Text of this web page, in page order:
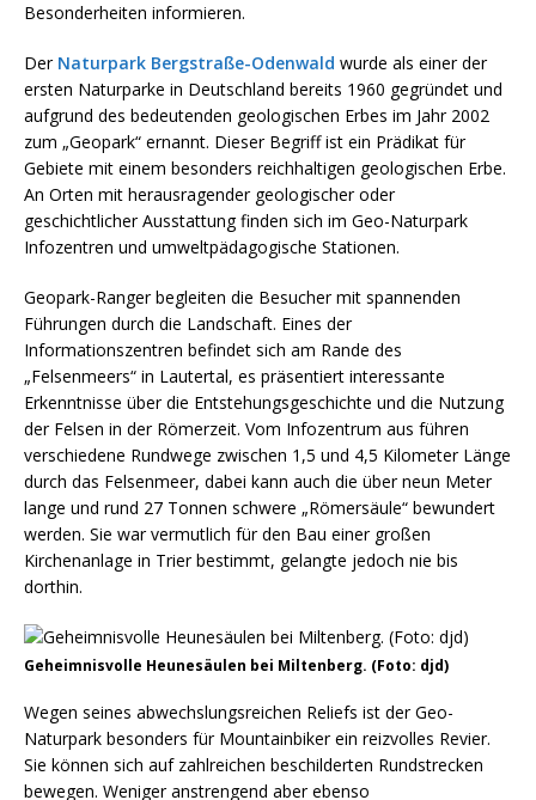
Besonderheiten informieren.
Der Naturpark Bergstraße-Odenwald wurde als einer der
ersten Naturparke in Deutschland bereits 1960 gegründet und
aufgrund des bedeutenden geologischen Erbes im Jahr 2002
zum „Geopark“ ernannt. Dieser Begriff ist ein Prädikat für
Gebiete mit einem besonders reichhaltigen geologischen Erbe.
An Orten mit herausragender geologischer oder
geschichtlicher Ausstattung finden sich im Geo-Naturpark
Infozentren und umweltpädagogische Stationen.
Geopark-Ranger begleiten die Besucher mit spannenden
Führungen durch die Landschaft. Eines der
Informationszentren befindet sich am Rande des
„Felsenmeers“ in Lautertal, es präsentiert interessante
Erkenntnisse über die Entstehungsgeschichte und die Nutzung
der Felsen in der Römerzeit. Vom Infozentrum aus führen
verschiedene Rundwege zwischen 1,5 und 4,5 Kilometer Länge
durch das Felsenmeer, dabei kann auch die über neun Meter
lange und rund 27 Tonnen schwere „Römersäule“ bewundert
werden. Sie war vermutlich für den Bau einer großen
Kirchenanlage in Trier bestimmt, gelangte jedoch nie bis
dorthin.
Geheimnisvolle Heunesäulen bei Miltenberg. (Foto: djd)
Wegen seines abwechslungsreichen Reliefs ist der Geo-
Naturpark besonders für Mountainbiker ein reizvolles Revier.
Sie können sich auf zahlreichen beschilderten Rundstrecken
bewegen. Weniger anstrengend aber ebenso